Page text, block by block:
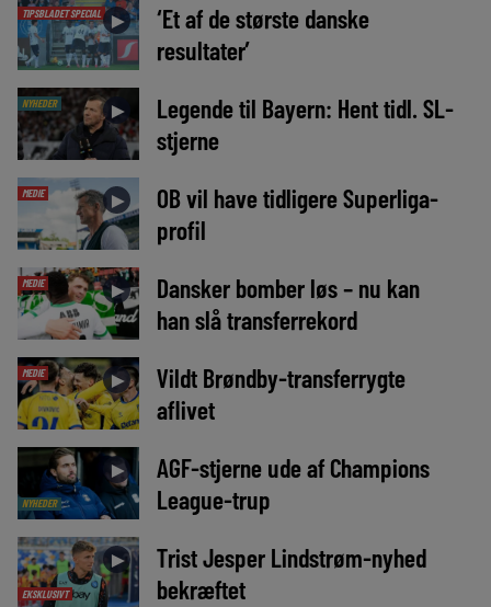
TIPSBLADET SPECIAL ►
‘Et af de største danske
resultater’
NYHEDER ►
Legende til Bayern: Hent tidl. SL-
stjerne
MEDIE ►
OB vil have tidligere Superliga-
profil
MEDIE ►
Dansker bomber løs – nu kan
han slå transferrekord
MEDIE ►
Vildt Brøndby-transferrygte
aflivet
NYHEDER
►
AGF-stjerne ude af Champions
League-trup
EKSKLUSIVT
►
Trist Jesper Lindstrøm-nyhed
bekræftet